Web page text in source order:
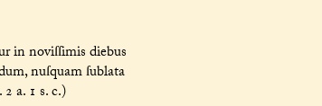
in noviſſimis diebus
nuſquam ſublata
a. 1 s. c.)